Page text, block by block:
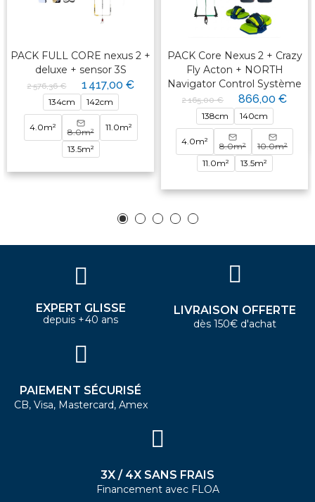
PACK FULL CORE nexus 2 +
deluxe + sensor 3S
2 576,36 € 1 417,00 €
134cm 142cm
4.0m² 8.0m² 11.0m²
13.5m²
PACK Core Nexus 2 + Crazy
Fly Acton + NORTH
Navigator Control Système
2 165,00 € 866,00 €
138cm 140cm
4.0m² 8.0m²
10.0m²
11.0m²
13.5m²
EXPERT GLISSE
depuis +40 ans
LIVRAISON OFFERTE
dès 150€ d'achat
PAIEMENT SÉCURISÉ
CB, Visa, Mastercard, Amex
3X / 4X SANS FRAIS
Financement avec FLOA